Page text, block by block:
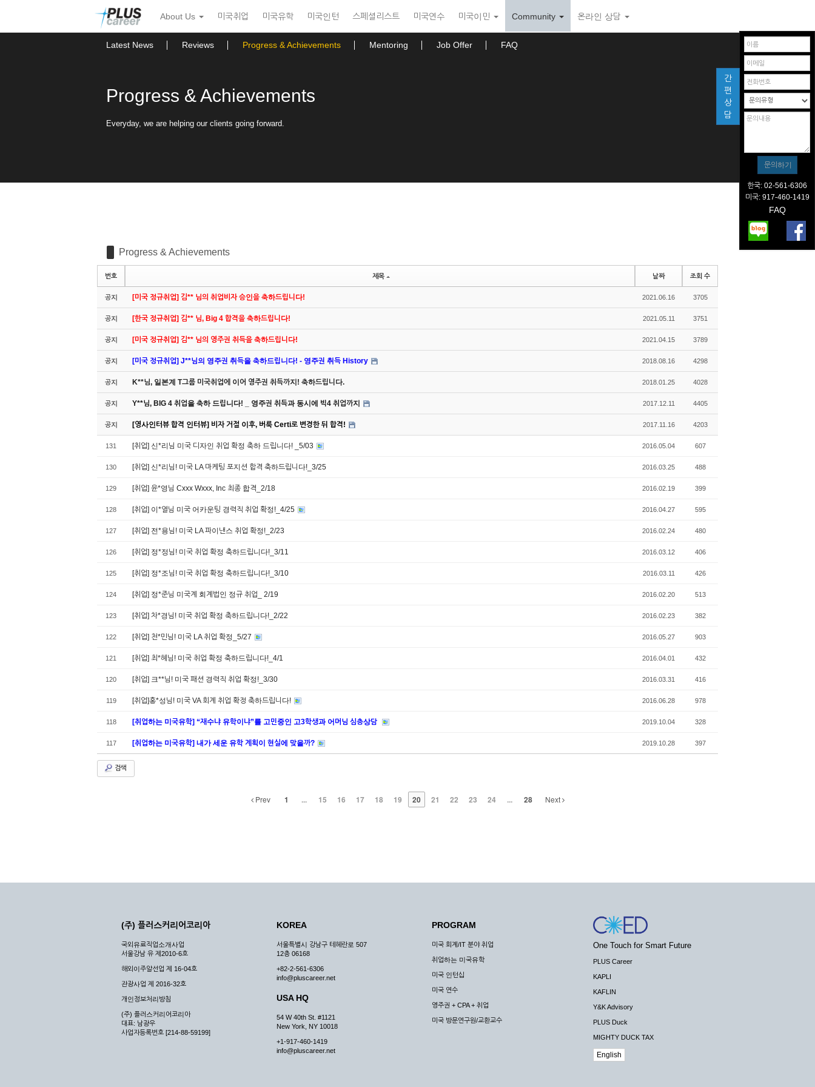
뉴
토
About Us 미국취업 미국유학 미국인턴 스페셜리스트 미국연수 미국이민 Community 온라인 상담
Latest News Reviews Progress & Achievements Mentoring Job Offer FAQ
Progress & Achievements
Everyday, we are helping our clients going forward.
Progress & Achievements
번호 제목 날짜 조회 수
공지 [미국 정규취업] 김** 님의 취업비자 승인을 축하드립니다! 2021.06.16 3705
공지 [한국 정규취업] 김** 님, Big 4 합격을 축하드립니다! 2021.05.11 3751
공지 [미국 정규취업] 김** 님의 영주권 취득을 축하드립니다! 2021.04.15 3789
공지 [미국 정규취업] J**님의 영주권 취득을 축하드립니다! - 영주권 취득 History 2018.08.16 4298
공지 K**님, 일본계 T그룹 미국취업에 이어 영주권 취득까지! 축하드립니다. 2018.01.25 4028
공지 Y**님, BIG 4 취업을 축하 드립니다! _ 영주권 취득과 동시에 빅4 취업까지 2017.12.11 4405
공지 [영사인터뷰 합격 인터뷰] 비자 거절 이후, 버룩 Certi로 변경한 뒤 합격! 2017.11.16 4203
131 [취업] 신*리님 미국 디자인 취업 확정 축하 드립니다! _5/03 2016.05.04 607
130 [취업] 신*리님! 미국 LA 마케팅 포지션 합격 축하드립니다!_3/25 2016.03.25 488
129 [취업] 윤*영님 Cxxx Wxxx, Inc 최종 합격_2/18 2016.02.19 399
128 [취업] 이*열님 미국 어카운팅 경력직 취업 확정!_4/25 2016.04.27 595
127 [취업] 전*용님! 미국 LA 파이낸스 취업 확정!_2/23 2016.02.24 480
126 [취업] 정*정님! 미국 취업 확정 축하드립니다!_3/11 2016.03.12 406
125 [취업] 정*조님! 미국 취업 확정 축하드립니다!_3/10 2016.03.11 426
124 [취업] 정*준님 미국계 회계법인 정규 취업_ 2/19 2016.02.20 513
123 [취업] 차*경님! 미국 취업 확정 축하드립니다!_2/22 2016.02.23 382
122 [취업] 천*민님! 미국 LA 취업 확정_5/27 2016.05.27 903
121 [취업] 최*혜님! 미국 취업 확정 축하드립니다!_4/1 2016.04.01 432
120 [취업] 크**님! 미국 패션 경력직 취업 확정!_3/30 2016.03.31 416
119 [취업]홍*성님! 미국 VA 회계 취업 확정 축하드립니다! 2016.06.28 978
118 [취업하는 미국유학] “재수냐 유학이냐”를 고민중인 고3학생과 어머님 심층상담 2019.10.04 328
117 [취업하는 미국유학] 내가 세운 유학 계획이 현실에 맞을까? 2019.10.28 397
검색
Prev 1 ... 15 16 17 18 19 20 21 22 23 24 ... 28 Next
간
편
상
담
한국: 02-561-6306
미국: 917-460-1419
FAQ
(주) 플러스커리어코리아
국외유료직업소개사업
서울강남 유 제2010-6호
해외이주알선업 제 16-04호
관광사업 제 2016-32호
개인정보처리방침
(주) 플러스커리어코리아
대표: 남광우
사업자등록번호 [214-88-59199]
KOREA
서울특별시 강남구 테헤란로 507
12층 06168
+82-2-561-6306
info@pluscareer.net
USA HQ
54 W 40th St. #1121
New York, NY 10018
+1-917-460-1419
info@pluscareer.net
PROGRAM
미국 회계/IT 분야 취업
취업하는 미국유학
미국 인턴십
미국 연수
영주권 + CPA + 취업
미국 방문연구원/교환교수
One Touch for Smart Future
PLUS Career
KAPLI
KAFLIN
Y&K Advisory
PLUS Duck
MIGHTY DUCK TAX
English